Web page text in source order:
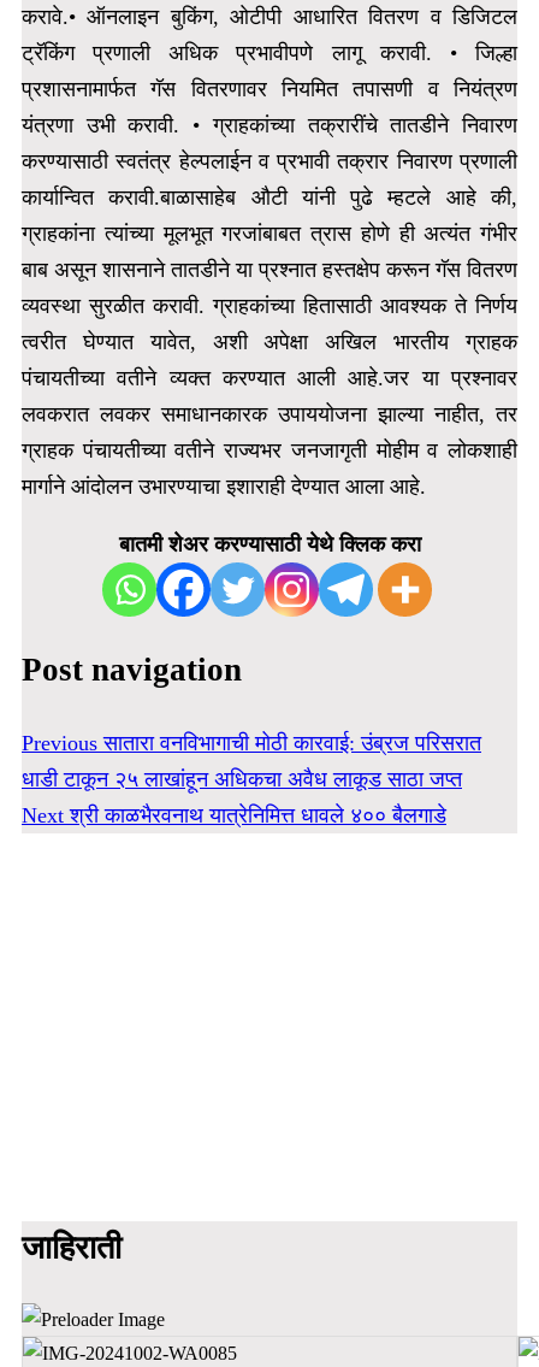
करावे.• ऑनलाइन बुकिंग, ओटीपी आधारित वितरण व डिजिटल
ट्रॅकिंग प्रणाली अधिक प्रभावीपणे लागू करावी. • जिल्हा
प्रशासनामार्फत गॅस वितरणावर नियमित तपासणी व नियंत्रण
यंत्रणा उभी करावी. • ग्राहकांच्या तक्रारींचे तातडीने निवारण
करण्यासाठी स्वतंत्र हेल्पलाईन व प्रभावी तक्रार निवारण प्रणाली
कार्यान्वित करावी.बाळासाहेब औटी यांनी पुढे म्हटले आहे की,
ग्राहकांना त्यांच्या मूलभूत गरजांबाबत त्रास होणे ही अत्यंत गंभीर
बाब असून शासनाने तातडीने या प्रश्नात हस्तक्षेप करून गॅस वितरण
व्यवस्था सुरळीत करावी. ग्राहकांच्या हितासाठी आवश्यक ते निर्णय
त्वरीत घेण्यात यावेत, अशी अपेक्षा अखिल भारतीय ग्राहक
पंचायतीच्या वतीने व्यक्त करण्यात आली आहे.जर या प्रश्नावर
लवकरात लवकर समाधानकारक उपाययोजना झाल्या नाहीत, तर
ग्राहक पंचायतीच्या वतीने राज्यभर जनजागृती मोहीम व लोकशाही
मार्गाने आंदोलन उभारण्याचा इशाराही देण्यात आला आहे.
बातमी शेअर करण्यासाठी येथे क्लिक करा
Post navigation
Previous सातारा वनविभागाची मोठी कारवाई: उंब्रज परिसरात
धाडी टाकून २५ लाखांहून अधिकचा अवैध लाकूड साठा जप्त
Next श्री काळभैरवनाथ यात्रेनिमित्त धावले ४०० बैलगाडे
जाहिराती